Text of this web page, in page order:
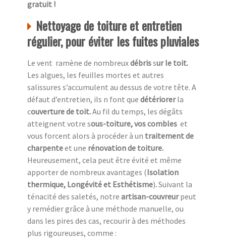
gratuit !
Nettoyage de toiture et entretien
régulier, pour éviter les fuites pluviales
Le vent ramène de nombreuxdébrissur le toit.
Les algues, les feuilles mortes et autres
salissures s’accumulent au dessus de votre tête. A
défaut d’entretien, ils n font que détériorerla
couverture de toit.Au fil du temps, les dégâts
atteignent votre sous-toiture, vos combles et
vous forcent alors à procéder à un traitement de
charpenteet une rénovation de toiture.
Heureusement, cela peut être évité et même
apporter de nombreux avantages (Isolation
thermique, Longévité et Esthétisme).Suivant la
ténacité des saletés, notre artisan-couvreurpeut
y remédier grâce à une méthode manuelle, ou
dans les pires des cas, recourir à des méthodes
plus rigoureuses, comme :